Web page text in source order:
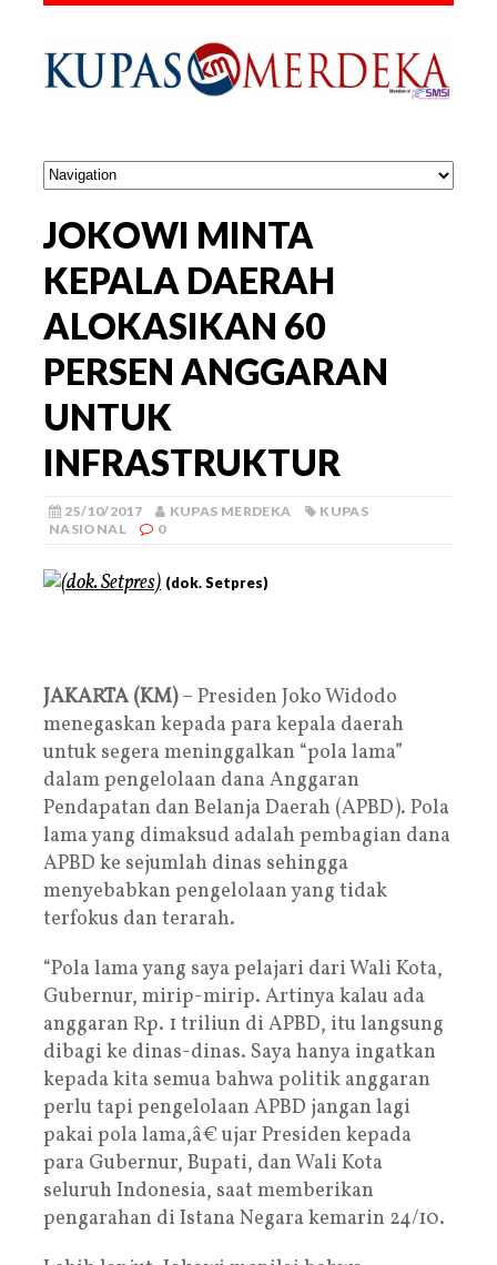
JOKOWI MINTA
KEPALA DAERAH
ALOKASIKAN 60
PERSEN ANGGARAN
UNTUK
INFRASTRUKTUR
25/10/2017 KUPAS MERDEKA
KUPAS
NASIONAL
0
(dok. Setpres)
JAKARTA (KM)– Presiden Joko Widodo
menegaskan kepada para kepala daerah
untuk segera meninggalkan “pola lama”
dalam pengelolaan dana Anggaran
Pendapatan dan Belanja Daerah (APBD). Pola
lama yang dimaksud adalah pembagian dana
APBD ke sejumlah dinas sehingga
menyebabkan pengelolaan yang tidak
terfokus dan terarah.
“Pola lama yang saya pelajari dari Wali Kota,
Gubernur, mirip-mirip. Artinya kalau ada
anggaran Rp. 1 triliun di APBD, itu langsung
dibagi ke dinas-dinas. Saya hanya ingatkan
kepada kita semua bahwa politik anggaran
perlu tapi pengelolaan APBD jangan lagi
pakai pola lama,â€ ujar Presiden kepada
para Gubernur, Bupati, dan Wali Kota
seluruh Indonesia, saat memberikan
pengarahan di Istana Negara kemarin 24/10.